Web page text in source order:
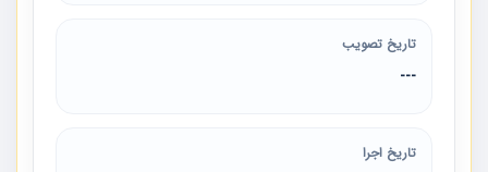
تاریخ تصویب
---
تاریخ اجرا